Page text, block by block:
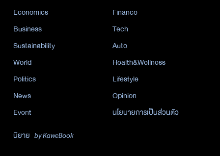
Economics
Finance
Business
Tech
Sustainability
Auto
World
Health&Wellness
Politics
Lifestyle
News
Opinion
Event
นโยบายการเป็นส่วนตัว
นิยาย by KaweBook